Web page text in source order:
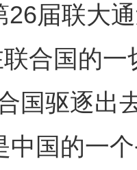
届联大通
合国的
国驱逐
中国的一